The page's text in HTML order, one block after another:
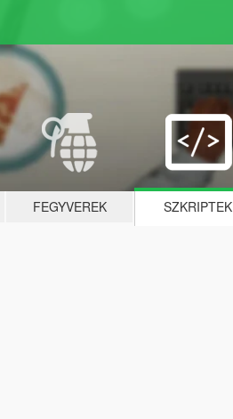
FEGYVEREK SZKRIPTEK